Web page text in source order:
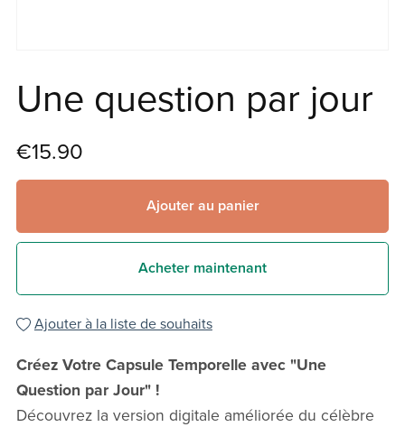
Une question par jour
€15.90
Ajouter au panier
Acheter maintenant
Ajouter à la liste de souhaits
Créez Votre Capsule Temporelle avec "Une
Question par Jour" !
Découvrez la version digitale améliorée du célèbre